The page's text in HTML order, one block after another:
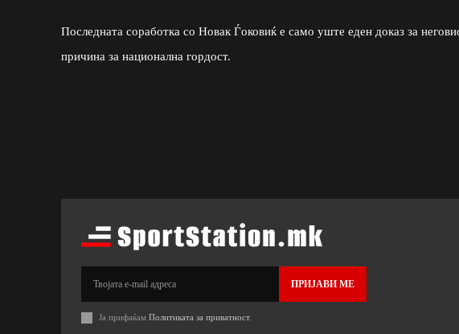
Последната соработка со Новак Ѓоковиќ е само уште еден доказ за
причина за национална гордост.
ПРИЈАВИ МЕ
Ја прифаќам Политиката за приватност.